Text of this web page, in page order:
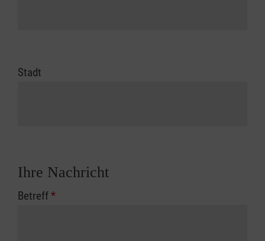
Stadt
Ihre Nachricht
Betreff*